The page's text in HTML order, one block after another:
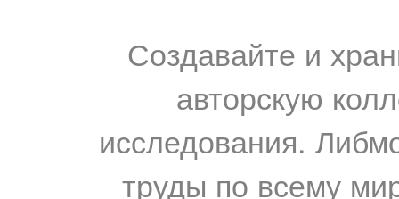
Создавайте и
авторскую
исследования.
труды по всему